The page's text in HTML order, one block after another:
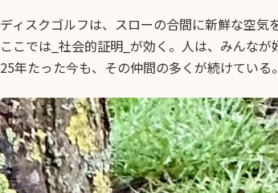
ディスクゴルフは、スローの合間に新鮮な空気
ここでは_社会的証明_が効く。人は、みんな
25年たった今も、その仲間の多くが続けている。